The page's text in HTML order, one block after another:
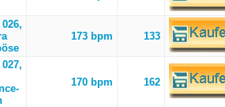
173 bpm 133
170 bpm 162